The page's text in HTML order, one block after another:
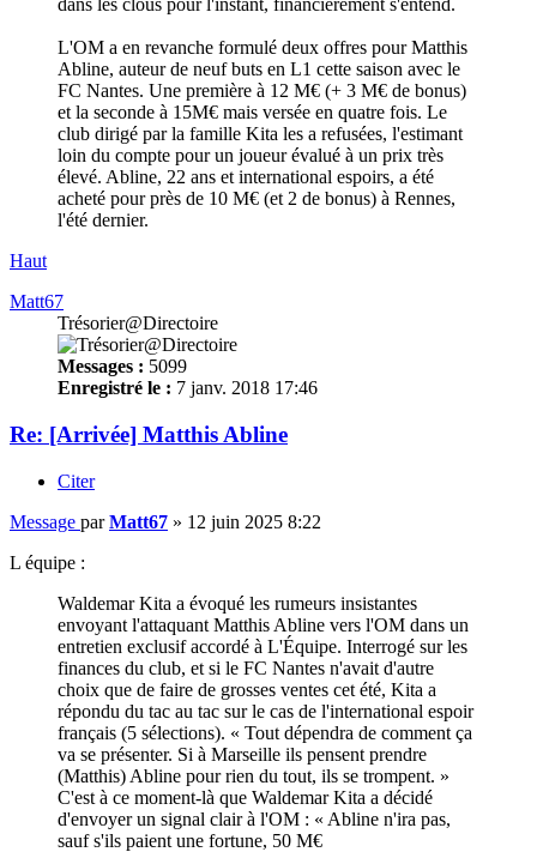
dans les clous pour l'instant, financièrement s'entend.
L'OM a en revanche formulé deux offres pour Matthis
Abline, auteur de neuf buts en L1 cette saison avec le
FC Nantes. Une première à 12 M€ (+ 3 M€ de bonus)
et la seconde à 15M€ mais versée en quatre fois. Le
club dirigé par la famille Kita les a refusées, l'estimant
loin du compte pour un joueur évalué à un prix très
élevé. Abline, 22 ans et international espoirs, a été
acheté pour près de 10 M€ (et 2 de bonus) à Rennes,
l'été dernier.
Haut
Matt67
Trésorier@Directoire
Messages : 5099
Enregistré le : 7 janv. 2018 17:46
Re: [Arrivée] Matthis Abline
Citer
Message parMatt67 » 12 juin 2025 8:22
L équipe :
Waldemar Kita a évoqué les rumeurs insistantes
envoyant l'attaquant Matthis Abline vers l'OM dans un
entretien exclusif accordé à L'Équipe. Interrogé sur les
finances du club, et si le FC Nantes n'avait d'autre
choix que de faire de grosses ventes cet été, Kita a
répondu du tac au tac sur le cas de l'international espoir
français (5 sélections). « Tout dépendra de comment ça
va se présenter. Si à Marseille ils pensent prendre
(Matthis) Abline pour rien du tout, ils se trompent. »
C'est à ce moment-là que Waldemar Kita a décidé
d'envoyer un signal clair à l'OM : « Abline n'ira pas,
sauf s'ils paient une fortune, 50 M€